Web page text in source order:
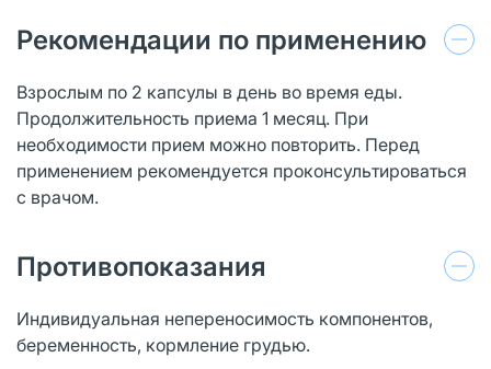
Рекомендации по применению
Взрослым по 2 капсулы в день во время еды.
Продолжительность приема 1 месяц. При
необходимости прием можно повторить. Перед
применением рекомендуется проконсультироваться
с врачом.
Противопоказания
Индивидуальная непереносимость компонентов,
беременность, кормление грудью.